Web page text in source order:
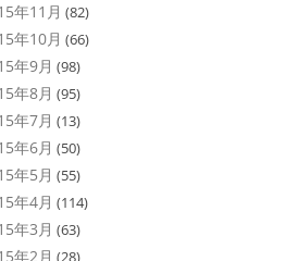
年11月 (82)
年10月 (66)
年9月 (98)
年8月 (95)
年7月 (13)
年6月 (50)
年5月 (55)
年4月 (114)
年3月 (63)
年2月 (28)